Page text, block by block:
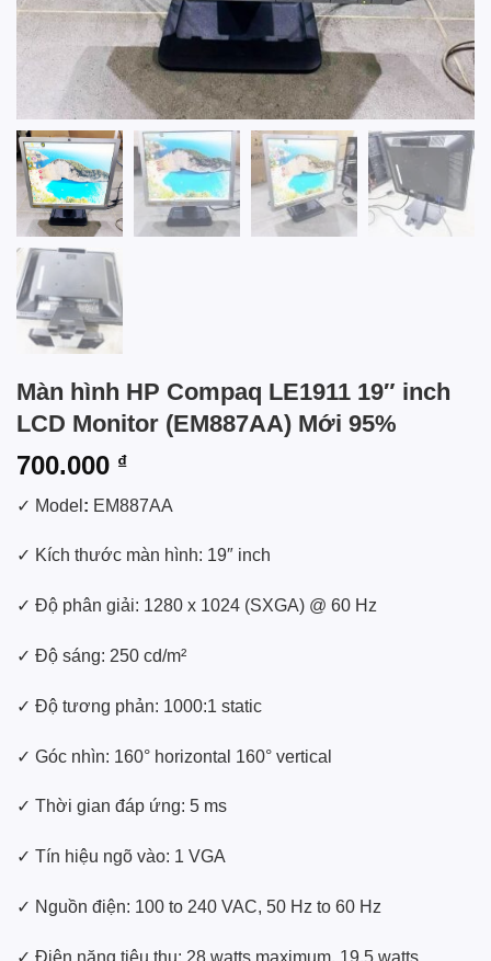
Màn hình HP Compaq LE1911 19″ inch
LCD Monitor (EM887AA) Mới 95%
700.000 ₫
✓ Model : EM887AA
✓ Kích thước màn hình: 19″ inch
✓ Độ phân giải: 1280 x 1024 (SXGA) @ 60 Hz
✓ Độ sáng: 250 cd/m²
✓ Độ tương phản: 1000:1 static
✓ Góc nhìn: 160° horizontal 160° vertical
✓ Thời gian đáp ứng: 5 ms
✓ Tín hiệu ngõ vào: 1 VGA
✓ Nguồn điện: 100 to 240 VAC, 50 Hz to 60 Hz
✓ Điện năng tiêu thụ: 28 watts maximum, 19,5 watts